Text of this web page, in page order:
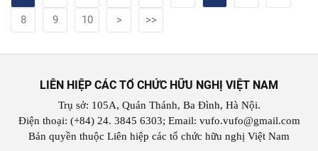
8
9 10 > >>
LIÊN HIỆP CÁC TỔ CHỨC HỮU NGHỊ VIỆT NAM
Trụ sở: 105A, Quán Thánh, Ba Đình, Hà Nội.
Điện thoại: (+84) 24. 3845 6303; Email: vufo.vufo@gmail.com
Bản quyền thuộc Liên hiệp các tổ chức hữu nghị Việt Nam